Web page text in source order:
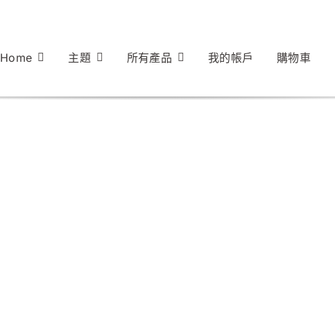
Home 主題 所有產品 我的帳戶 購物車